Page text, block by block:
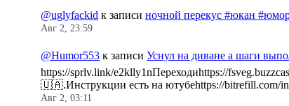
@uglyfackid к записи ночной перекус #юкан
Авг 2, 23:59
@Humor553 к записи Уснул на диване а шаги
https://sprlv.link/e2klly1nПереходиhttps://
🇺🇦.Инструкции есть на ютубеhttps://bitrefill.com/
Авг 2, 03:11